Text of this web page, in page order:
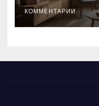
КОММЕНТАРИИ